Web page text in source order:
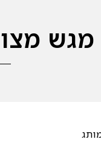
מגש